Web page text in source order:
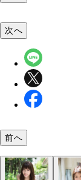
次へ
前へ